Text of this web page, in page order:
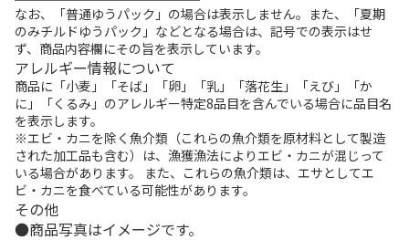
なお、「普通ゆうパック」の場合は表示しません。また、「夏期
のみチルドゆうパック」などとなる場合は、記号での表示はせ
ず、商品内容欄にその旨を表示しています。
アレルギー情報について
商品に「小麦」「そば」「卵」「乳」「落花生」「えび」「か
に」「くるみ」のアレルギー特定8品目を含んでいる場合に品目名
を表示します。
※エビ・カニを除く魚介類（これらの魚介類を原材料として製造
された加工品も含む）は、漁獲漁法によりエビ・カニが混じって
いる場合があります。 また、これらの魚介類は、エサとしてエ
ビ・カニを食べている可能性があります。
その他
商品写真はイメージです。